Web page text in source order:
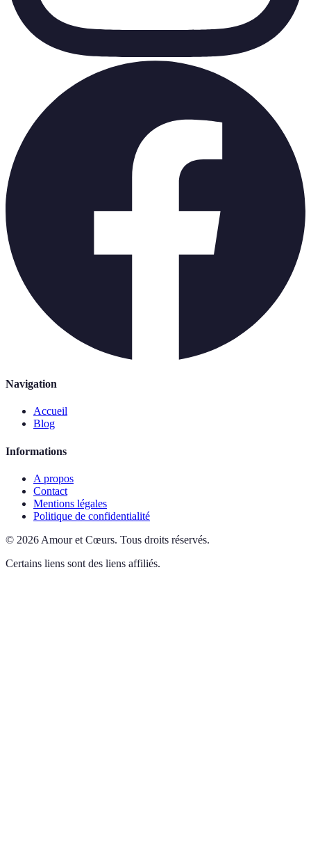
Navigation
Accueil
Blog
Informations
A propos
Contact
Mentions légales
Politique de confidentialité
© 2026 Amour et Cœurs. Tous droits réservés.
Certains liens sont des liens affiliés.